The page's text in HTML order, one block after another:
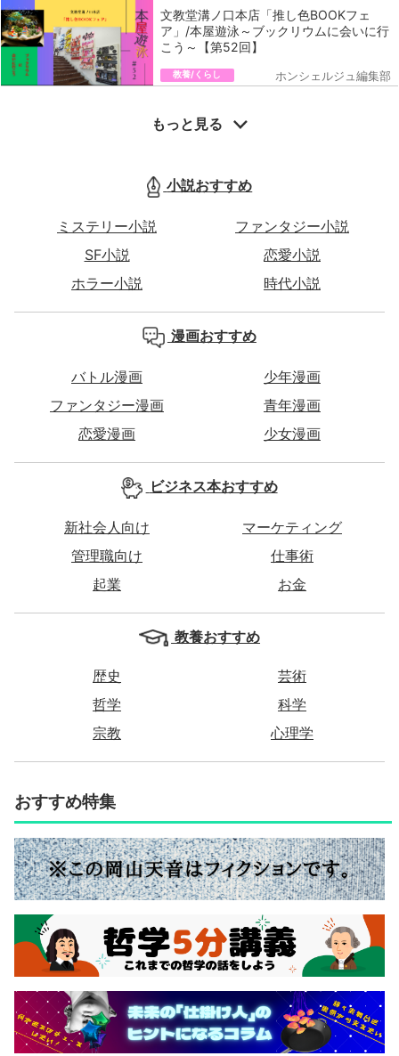
文教堂溝ノ口本店「推し色BOOKフェ
ア」/本屋遊泳～ブックリウムに会いに行
こう～【第52回】
教養/くらし ホンシェルジュ編集部
もっと見る
小説おすすめ
ミステリー小説
ファンタジー小説
SF小説
恋愛小説
ホラー小説
時代小説
漫画おすすめ
バトル漫画
少年漫画
ファンタジー漫画
青年漫画
恋愛漫画
少女漫画
ビジネス本おすすめ
新社会人向け
マーケティング
管理職向け
仕事術
起業
お金
教養おすすめ
歴史
芸術
哲学
科学
宗教
心理学
おすすめ特集